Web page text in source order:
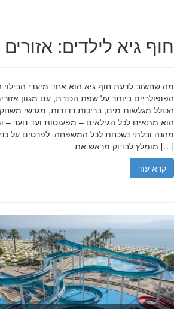
חוף גיא לילדים:
מה שחשוב לדעת חוף גיא הוא אחד מיעדי
הפופולריים ביותר על שפת הכנרת, עם מגוון
הכולל מגלשות מים, בריכות רדודות, מגרשי משחק
הוא מתאים לכל הגילאים – מפעוטות ועד נוער –
מהנה ובלתי נשכחת לכל המשפחה. לפרטים על
מומלץ לבדוק מראש את […]
קרא עוד